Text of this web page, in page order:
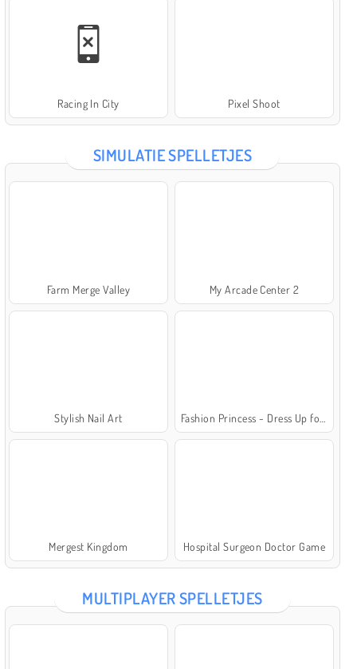
Racing In City Pixel Shoot
SIMULATIE SPELLETJES
Farm Merge Valley My Arcade Center 2
Stylish Nail Art
Mergest Kingdom Hospital Surgeon Doctor Game
MULTIPLAYER SPELLETJES